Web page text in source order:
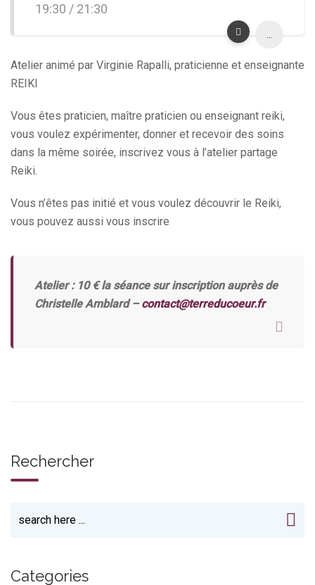
19:30 / 21:30
...
Atelier animé par Virginie Rapalli, praticienne et enseignante
REIKI
Vous êtes praticien, maître praticien ou enseignant reiki,
vous voulez expérimenter, donner et recevoir des soins
dans la même soirée, inscrivez vous à l’atelier partage
Reiki.
Vous n’êtes pas initié et vous voulez découvrir le Reiki,
vous pouvez aussi vous inscrire
Atelier : 10 € la séance sur inscription auprès de
Christelle Amblard –contact@terreducoeur.fr
Rechercher
Categories